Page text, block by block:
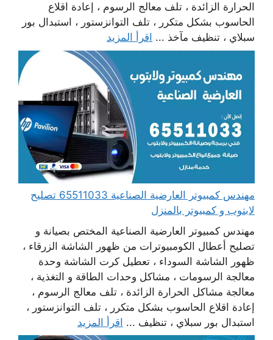
الحرارة الزائدة ، تلف معالج الرسوم ، إعادة اقلاع
الحاسوب بشكل متكرر ، تلف التوانزستور ، استبدال بور
سبلاي ، تنظيف مآخذ ... اقرأ المزيد
مهندس كمبيوتر العارضية الصناعية 65511033 تصليح
لابتوب و كمبيوتر بالمنزل
مهندس كمبيوتر العارضية الصناعية المختص بصيانة و
تصليح أعطال الكومبيوترات من ظهور الشاشة الزرقاء ،
ظهور الشاشة السوداء ، تعطيل كرت الشاشة وحدة
معالجة الرسومات ، مشاكل وحدات الطاقة و التغذية ،
معالجة مشاكل الحرارة الزائدة ، تلف معالج الرسوم ،
إعادة اقلاع الحاسوب بشكل متكرر ، تلف التوانزستور ،
استبدال بور سبلاي ، تنظيف ... اقرأ المزيد